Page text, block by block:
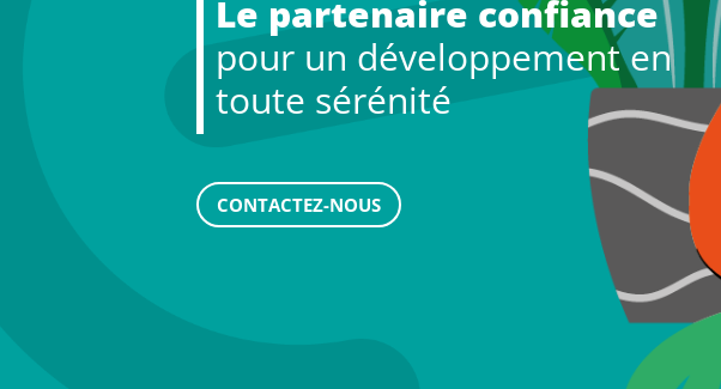
Le partenaire confiance
pour un développement en
toute sérénité
CONTACTEZ-NOUS